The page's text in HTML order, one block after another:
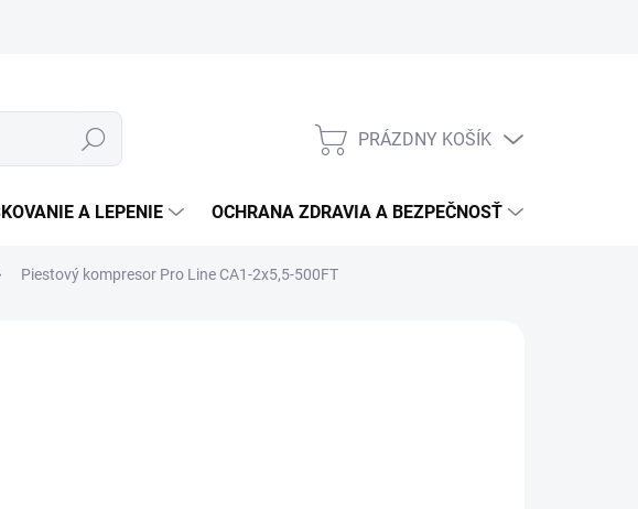
Hľadať
NÁKUPNÝ
PRÁZDNY KOŠÍK
A LEPENIE OCHRANA ZDRAVIA A BEZPEČNOSŤ
Piestový kompresor Pro Line CA1-2x5,5-500FT